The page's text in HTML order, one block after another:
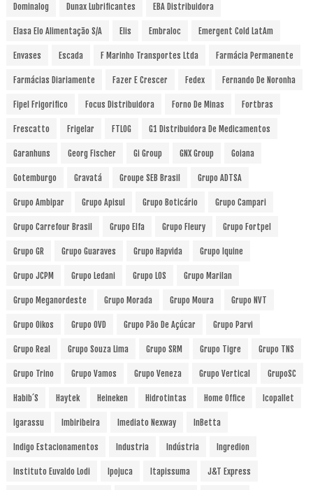
Dominalog Dunax Lubrificantes EBA Distribuidora
Elasa Elo Alimentação S/A Elis Embraloc Emergent Cold LatAm
Envases Escada F Marinho Transportes Ltda Farmácia Permanente
Farmácias Diariamente Fazer E Crescer Fedex Fernando De Noronha
Fipel Frigorifico Focus Distribuidora Forno De Minas Fortbras
Frescatto Frigelar FTLOG G1 Distribuidora De Medicamentos
Garanhuns Georg Fischer Gi Group GNX Group Goiana
Gotemburgo Gravatá Groupe SEB Brasil Grupo ADTSA
Grupo Ambipar Grupo Apisul Grupo Boticário Grupo Campari
Grupo Carrefour Brasil Grupo Elfa Grupo Fleury Grupo Fortpel
Grupo GR Grupo Guaraves Grupo Hapvida Grupo Iquine
Grupo JCPM Grupo Ledani Grupo LOS Grupo Marilan
Grupo Meganordeste Grupo Morada Grupo Moura Grupo NVT
Grupo Oikos Grupo OVD Grupo Pão De Açúcar Grupo Parvi
Grupo Real Grupo Souza Lima Grupo SRM Grupo Tigre Grupo TNS
Grupo Trino Grupo Vamos Grupo Veneza Grupo Vertical GrupoSC
Habib´s Haytek Heineken Hidrotintas Home Office Icopallet
Igarassu Imbiribeira Imediato Nexway InBetta
Indigo Estacionamentos Industria Indústria Ingredion
Instituto Euvaldo Lodi Ipojuca Itapissuma J&T Express